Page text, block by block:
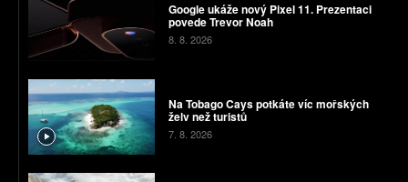
Google ukáže nový Pixel 11. Prezentaci
povede Trevor Noah
8. 8. 2026
Na Tobago Cays potkáte víc mořských
želv než turistů
7. 8. 2026